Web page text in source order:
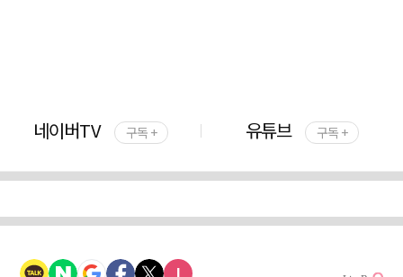
네이버TV 구독 + 유튜브 구독 +